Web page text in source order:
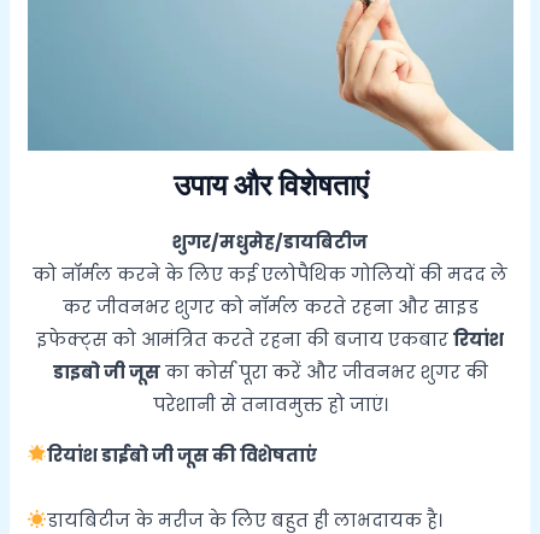
उपाय और विशेषताएं
शुगर/मधुमेह/डायबिटीज
को नॉर्मल करने के लिए कई एलोपैथिक गोलियों की मदद ले
कर जीवनभर शुगर को नॉर्मल करते रहना और साइड
इफेक्ट्स को आमंत्रित करते रहना की बजाय एकबार रियांश
डाइबो जी जूसका कोर्स पूरा करें और जीवनभर शुगर की
परेशानी से तनावमुक्त हो जाएं।
रियांश डाईबो जी जूस की विशेषताएं
डायबिटीज के मरीज के लिए बहुत ही लाभदायक है।